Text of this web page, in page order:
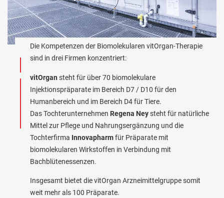
vitOrgan Arzneimittelgruppe
Die Kompetenzen der Biomolekularen vitOrgan-Therapie
sind in drei Firmen konzentriert:
vitOrgan steht für über 70 biomolekulare
Injektionspräparate im Bereich D7 / D10 für den
Humanbereich und im Bereich D4 für Tiere.
Das Tochterunternehmen Regena Neysteht für natürliche
Mittel zur Pflege und Nahrungsergänzung und die
Tochterfirma Innovapharmfür Präparate mit
biomolekularen Wirkstoffen in Verbindung mit
Bachblütenessenzen.
Insgesamt bietet die vitOrgan Arzneimittelgruppe somit
weit mehr als 100 Präparate.